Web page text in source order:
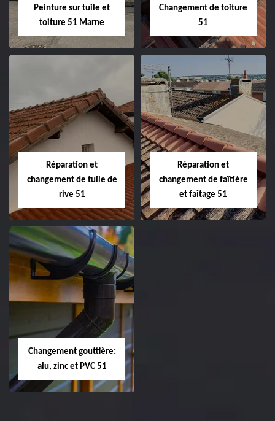
Peinture sur tuile et
toiture 51 Marne
Peinture sur tuile
et toiture 51
Marne
Changement de toiture
51
Changement de
toiture 51
Réparation et
changement de tuile de
rive 51
Réparation et
changement de
tuile de rive 51
Réparation et
changement de faîtière
et faîtage 51
Changement gouttière:
alu, zinc et PVC 51